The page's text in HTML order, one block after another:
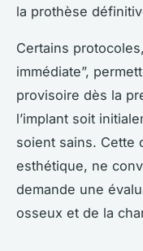
la prothèse
Certains
immédiate”,
provisoire dès la
l’implant soit
soient sains. Cette
esthétique, ne
demande une
osseux et de la